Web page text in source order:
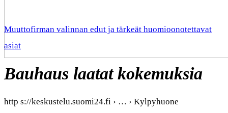
Muuttofirman valinnan edut ja tärkeät huomioonotettavat
asiat
Bauhaus laatat kokemuksia
http s://keskustelu.suomi24.fi › … › Kylpyhuone